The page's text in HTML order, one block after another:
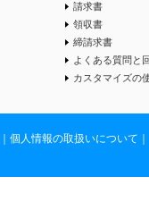
請求書
領収書
締請求書
よくある質問と
カスタマイズの
個人情報の取扱いについて